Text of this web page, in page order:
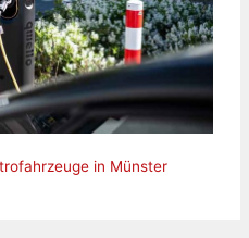
in Münster